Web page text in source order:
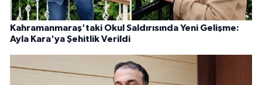
Kahramanmaraş'taki Okul Saldırısında Yeni Gelişme:
Ayla Kara'ya Şehitlik Verildi